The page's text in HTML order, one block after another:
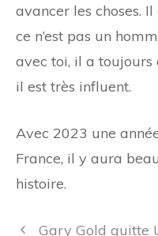
avancer les choses.
ce n’est pas un
avec toi, il a toujours
il est très influent.
Avec 2023 une
France, il y aura
histoire.
Navigation
Gary Gold quitte